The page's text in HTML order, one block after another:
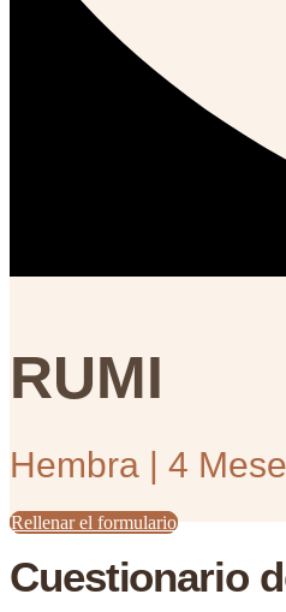
RUMI
Hembra | 4
Rellenar el formulario
Cuestionario